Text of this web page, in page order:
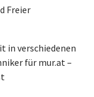
Freier
in verschiedenen
für mur.at –